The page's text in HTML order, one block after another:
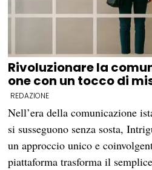
Rivoluzionare la
one con un tocco di
REDAZIONE
Nell’era della comunicazione
si susseguono senza sosta,
un approccio unico e
piattaforma trasforma il